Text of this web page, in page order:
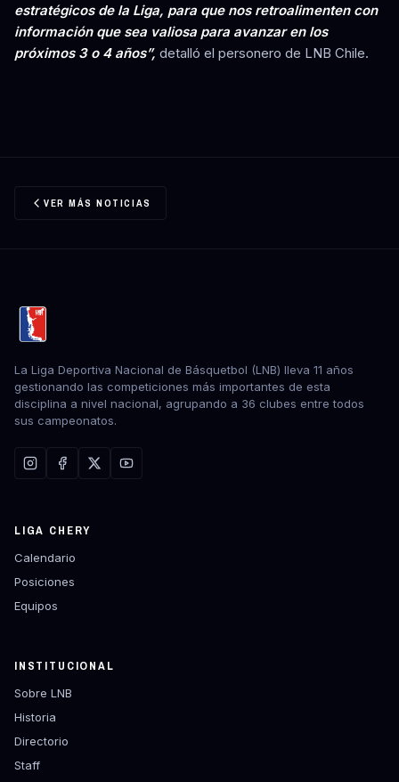
estratégicos de la Liga, para que nos retroalimenten con
información que sea valiosa para avanzar en los
próximos 3 o 4 años”, detalló el personero de LNB Chile.
VER MÁS NOTICIAS
La Liga Deportiva Nacional de Básquetbol (LNB) lleva 11 años
gestionando las competiciones más importantes de esta
disciplina a nivel nacional, agrupando a 36 clubes entre todos
sus campeonatos.
LIGA CHERY
Calendario
Posiciones
Equipos
INSTITUCIONAL
Sobre LNB
Historia
Directorio
Staff